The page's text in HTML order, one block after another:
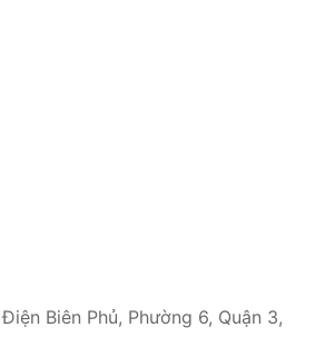
Điện Biên Phủ, Phường 6, Quận 3,